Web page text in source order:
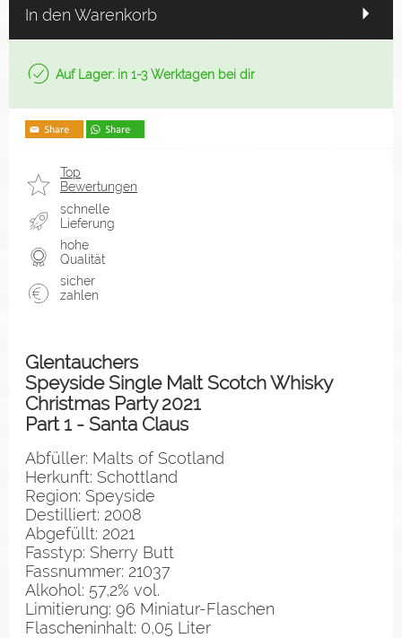
In den Warenkorb
Auf Lager: in 1-3 Werktagen bei dir
Top
Bewertungen
schnelle
Lieferung
hohe
Qualität
sicher
zahlen
Glentauchers
Speyside Single Malt Scotch Whisky
Christmas Party 2021
Part 1 - Santa Claus
Abfüller: Malts of Scotland
Herkunft: Schottland
Region: Speyside
Destilliert: 2008
Abgefüllt: 2021
Fasstyp: Sherry Butt
Fassnummer: 21037
Alkohol: 57,2% vol.
Limitierung: 96 Miniatur-Flaschen
Flascheninhalt: 0,05 Liter